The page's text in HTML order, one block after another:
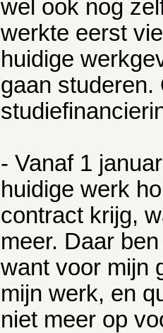
wel ook nog
werkte eerst
huidige
gaan studeren.
- Vanaf 1
huidige werk
contract krijg,
meer. Daar
want voor mijn
mijn werk, en
niet meer op